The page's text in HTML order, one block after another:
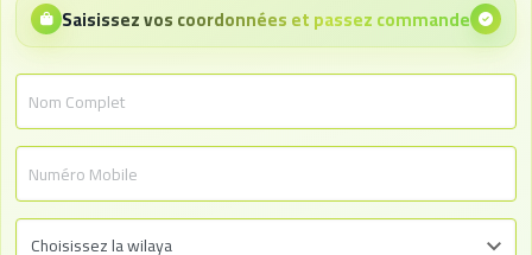
Saisissez vos coordonnées et passez commande